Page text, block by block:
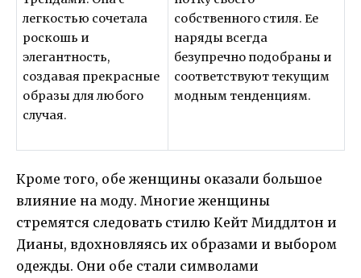
легкостью сочетала
роскошь и
элегантность,
создавая прекрасные
образы для любого
случая.
собственного стиля. Ее
наряды всегда
безупречно подобраны и
соответствуют текущим
модным тенденциям.
Кроме того, обе женщины оказали большое
влияние на моду. Многие женщины
стремятся следовать стилю Кейт Миддлтон и
Дианы, вдохновляясь их образами и выбором
одежды. Они обе стали символами